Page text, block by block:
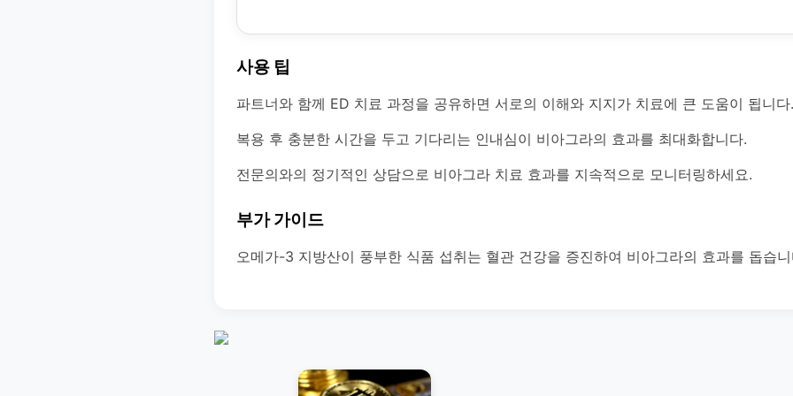
사용 팁
파트너와 함께 ED 치료 과정을 공유하면 서로의 이해와 지지가 치료에 큰 도움이 됩니다.
복용 후 충분한 시간을 두고 기다리는 인내심이 비아그라의 효과를 최대화합니다.
전문의와의 정기적인 상담으로 비아그라 치료 효과를 지속적으로 모니터링하세요.
부가 가이드
오메가-3 지방산이 풍부한 식품 섭취는 혈관 건강을 증진하여 비아그라의 효과를 돕습